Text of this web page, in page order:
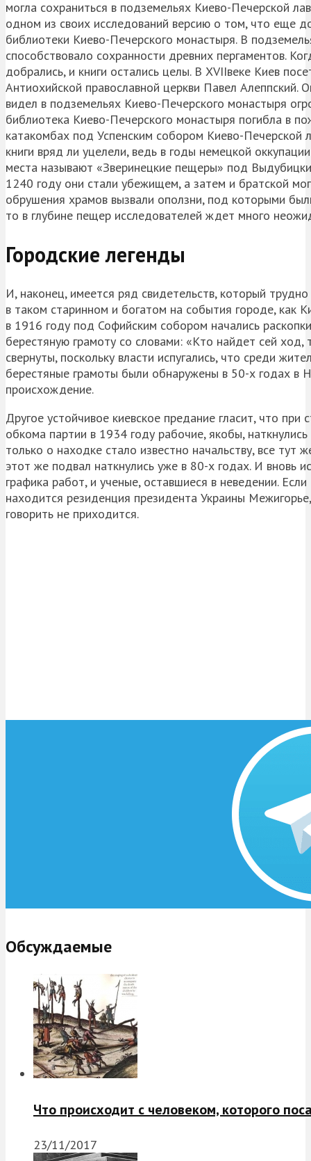
могла сохраниться в подземельях Киево-Печерской
одном из своих исследований версию о том, что еще
библиотеки Киево-Печерского монастыря. В
способствовало сохранности древних пергаментов.
добрались, и книги остались целы. В XVIIвеке Киев
Антиохийской православной церкви Павел
видел в подземельях Киево-Печерского монастыря
библиотека Киево-Печерского монастыря погибла в
катакомбах под Успенским собором Киево-
книги вряд ли уцелели, ведь в годы немецкой
места называют «Зверинецкие пещеры» под
1240 году они стали убежищем, а затем и братской
обрушения храмов вызвали оползни, под которыми
то в глубине пещер исследователей ждет много
Городские легенды
И, наконец, имеется ряд свидетельств, который
в таком старинном и богатом на события городе, как
в 1916 году под Софийским собором начались
берестяную грамоту со словами: «Кто найдет сей
свернуты, поскольку власти испугались, что среди
берестяные грамоты были обнаружены в 50-х годах в
происхождение.
Другое устойчивое киевское предание гласит, что при
обкома партии в 1934 году рабочие, якобы,
только о находке стало известно начальству, все
этот же подвал наткнулись уже в 80-х годах. И вновь
графика работ, и ученые, оставшиеся в неведении.
находится резиденция президента Украины
говорить не приходится.
Обсуждаемые
Что происходит с человеком, которого
23/11/2017